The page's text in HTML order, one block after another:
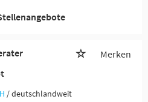
Merken
/ deutschlandweit